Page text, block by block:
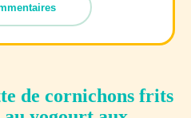
de cornichons frits